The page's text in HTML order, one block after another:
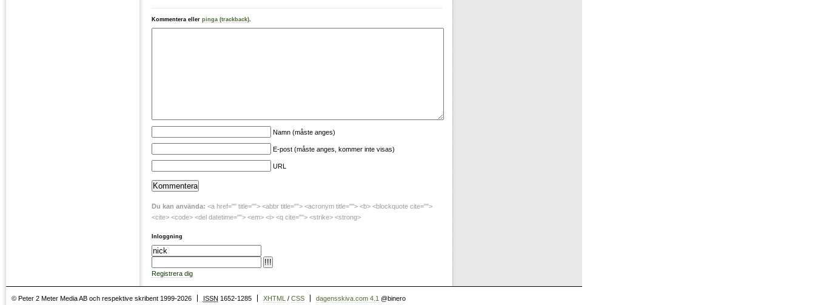
Kommentera eller pinga (trackback)
Namn (måste anges)
E-post (måste anges, kommer inte visas)
URL
Du kan använda: <a href="" title=""> <abbr title=""> <acronym title=""> <b> <blockquote cite="">
<cite> <code> <del datetime=""> <em> <i> <q cite=""> <strike> <strong>
Inloggning
Registrera dig
© Peter 2 Meter Media AB och respektive skribent 1999-2026 ISSN 1652-1285 XHTML / CSS dagensskiva.com 4.1 @binero